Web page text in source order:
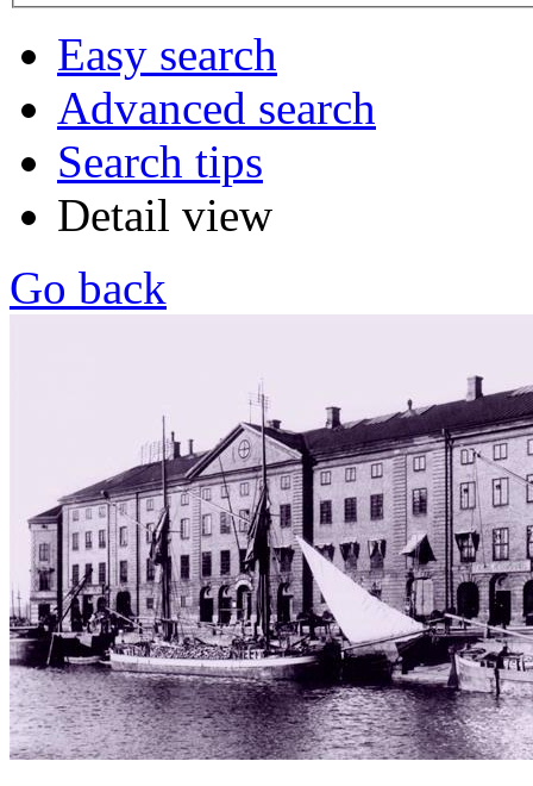
Easy search
Advanced search
Search tips
Detail view
Go back